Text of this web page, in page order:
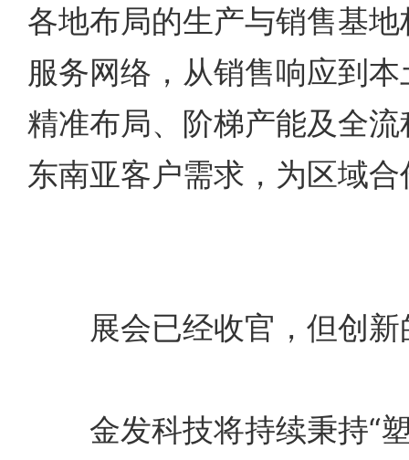
各地布局的生产与销售基
服务网络，从销售响应到
精准布局、阶梯产能及全
东南亚客户需求，为区域
展会已经收官，但创新
金发科技将持续秉持“塑